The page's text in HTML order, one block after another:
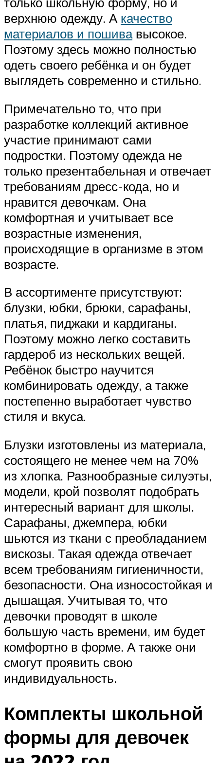
верхнюю одежду. А качество
материалов и пошивавысокое.
Поэтому здесь можно полностью
одеть своего ребёнка и он будет
выглядеть современно и стильно.
Примечательно то, что при
разработке коллекций активное
участие принимают сами
подростки. Поэтому одежда не
только презентабельная и отвечает
требованиям дресс-кода, но и
нравится девочкам. Она
комфортная и учитывает все
возрастные изменения,
происходящие в организме в этом
возрасте.
В ассортименте присутствуют:
блузки, юбки, брюки, сарафаны,
платья, пиджаки и кардиганы.
Поэтому можно легко составить
гардероб из нескольких вещей.
Ребёнок быстро научится
комбинировать одежду, а также
постепенно выработает чувство
стиля и вкуса.
Блузки изготовлены из материала,
состоящего не менее чем на 70%
из хлопка. Разнообразные силуэты,
модели, крой позволят подобрать
интересный вариант для школы.
Сарафаны, джемпера, юбки
шьются из ткани с преобладанием
вискозы. Такая одежда отвечает
всем требованиям гигиеничности,
безопасности. Она износостойкая и
дышащая. Учитывая то, что
девочки проводят в школе
большую часть времени, им будет
комфортно в форме. А также они
смогут проявить свою
индивидуальность.
Комплекты школьной
формы для девочек